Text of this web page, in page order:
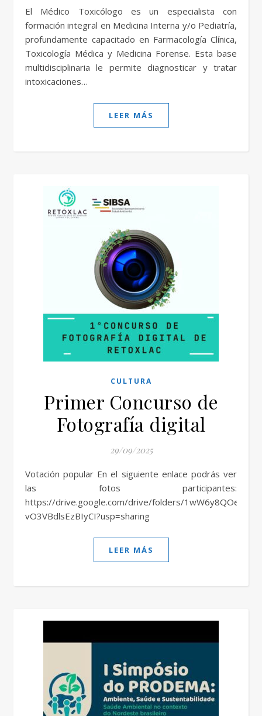
El Médico Toxicólogo es un especialista con
formación integral en Medicina Interna y/o Pediatría,
profundamente capacitado en Farmacología Clínica,
Toxicología Médica y Medicina Forense. Esta base
multidisciplinaria le permite diagnosticar y tratar
intoxicaciones…
LEER MÁS
CULTURA
Primer Concurso de
Fotografía digital
29/09/2025
Votación popular En el siguiente enlace podrás ver
las fotos participantes:
https://drive.google.com/drive/folders/
vO3VBdlsEzBIyCI?usp=sharing
LEER MÁS